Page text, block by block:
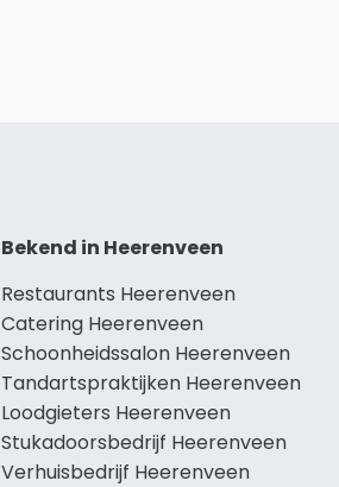
Bekend in Heerenveen
Restaurants Heerenveen
Catering Heerenveen
Schoonheidssalon Heerenveen
Tandartspraktijken Heerenveen
Loodgieters Heerenveen
Stukadoorsbedrijf Heerenveen
Verhuisbedrijf Heerenveen